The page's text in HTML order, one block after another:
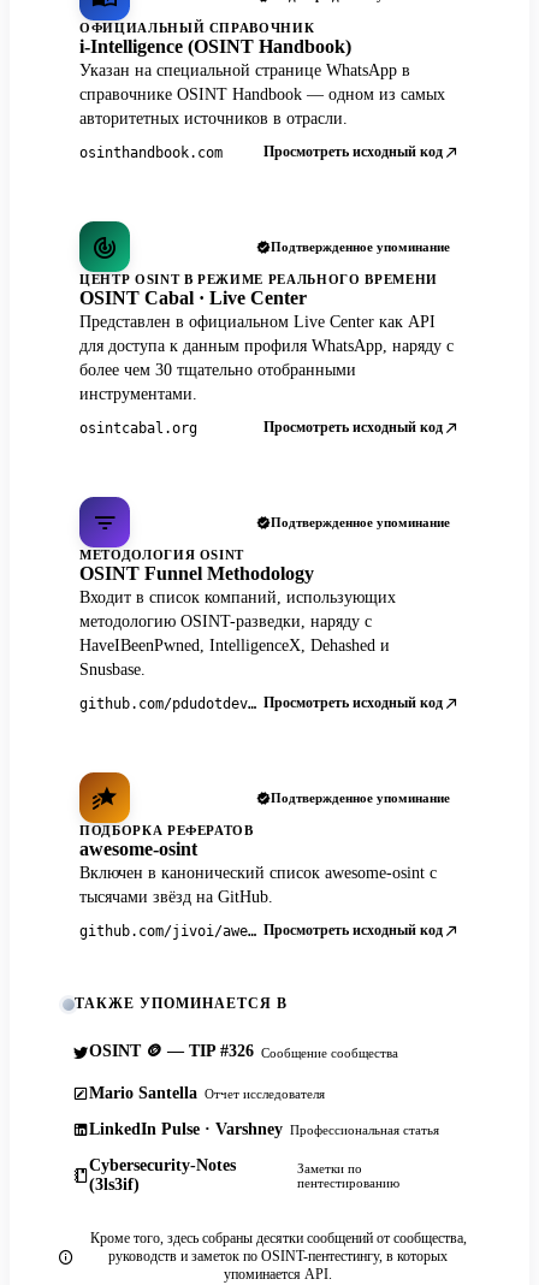
ОФИЦИАЛЬНЫЙ СПРАВОЧНИК
i-Intelligence (OSINT Handbook)
Указан на специальной странице WhatsApp в
справочнике OSINT Handbook — одном из самых
авторитетных источников в отрасли.
osinthandbook.com Просмотреть исходный код
Подтвержденное упоминание
ЦЕНТР OSINT В РЕЖИМЕ РЕАЛЬНОГО ВРЕМЕНИ
OSINT Cabal · Live Center
Представлен в официальном Live Center как API
для доступа к данным профиля WhatsApp, наряду с
более чем 30 тщательно отобранными
инструментами.
osintcabal.org Просмотреть исходный код
Подтвержденное упоминание
МЕТОДОЛОГИЯ OSINT
OSINT Funnel Methodology
Входит в список компаний, использующих
методологию OSINT-разведки, наряду с
HaveIBeenPwned, IntelligenceX, Dehashed и
Snusbase.
github.com/pdudotdev/ofm Просмотреть исходный код
Подтвержденное упоминание
ПОДБОРКА РЕФЕРАТОВ
awesome-osint
Включен в канонический список awesome-osint с
тысячами звёзд на GitHub.
github.com/jivoi/awesome-osint Просмотреть исходный код
ТАКЖЕ УПОМИНАЕТСЯ В
OSINT 🪙 — TIP #326 Сообщение сообщества
Mario Santella Отчет исследователя
LinkedIn Pulse · Varshney Профессиональная статья
Cybersecurity-Notes
(3ls3if)
Заметки по
пентестированию
Кроме того, здесь собраны десятки сообщений от сообщества,
руководств и заметок по OSINT-пентестингу, в которых
упоминается API.